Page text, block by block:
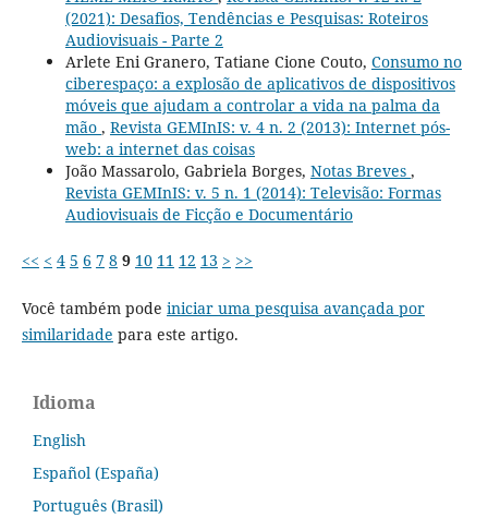
(2021): Desafios, Tendências e Pesquisas: Roteiros
Audiovisuais - Parte 2
Arlete Eni Granero, Tatiane Cione Couto, Consumo no
ciberespaço: a explosão de aplicativos de dispositivos
móveis que ajudam a controlar a vida na palma da
mão , Revista GEMInIS: v. 4 n. 2 (2013): Internet pós-
web: a internet das coisas
João Massarolo, Gabriela Borges, Notas Breves ,
Revista GEMInIS: v. 5 n. 1 (2014): Televisão: Formas
Audiovisuais de Ficção e Documentário
<< < 4 5 6 7 8 9 10 11 12 13 > >>
Você também pode iniciar uma pesquisa avançada por
similaridade para este artigo.
Idioma
English
Español (España)
Português (Brasil)